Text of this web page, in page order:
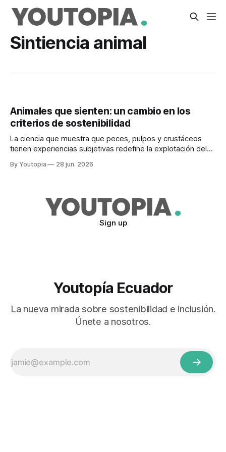
Sintiencia animal
Animales que sienten: un cambio en los
criterios de sostenibilidad
La ciencia que muestra que peces, pulpos y crustáceos
tienen experiencias subjetivas redefine la explotación del
By Youtopia 28 jun. 2026
Sign up
Youtopía Ecuador
La nueva mirada sobre sostenibilidad e inclusión.
Únete a nosotros.